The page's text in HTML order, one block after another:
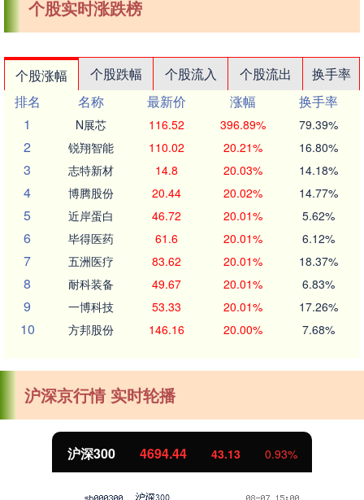
个股实时涨跌榜
个股涨幅 个股跌幅 个股流入 个股流出
换手率
排名
名称 最新价 涨幅
换手率
1
N展芯 116.52 396.89% 79.39%
2 锐翔智能 110.02 20.21% 16.80%
3 志特新材 14.8 20.03% 14.18%
4 博腾股份 20.44 20.02% 14.77%
5 近岸蛋白 46.72 20.01% 5.62%
6 毕得医药 61.6 20.01% 6.12%
7 五洲医疗 83.62 20.01% 18.37%
8 耐科装备 49.67 20.01% 6.83%
9 一博科技 53.33 20.01% 17.26%
10 方邦股份 146.16 20.00% 7.68%
沪深京行情 实时轮播
沪深300 4694.44 43.13 0.93%